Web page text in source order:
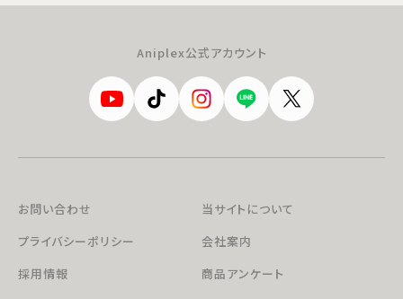
Aniplex公式アカウント
お問い合わせ
当サイトについて
プライバシーポリシー
会社案内
採用情報
商品アンケート